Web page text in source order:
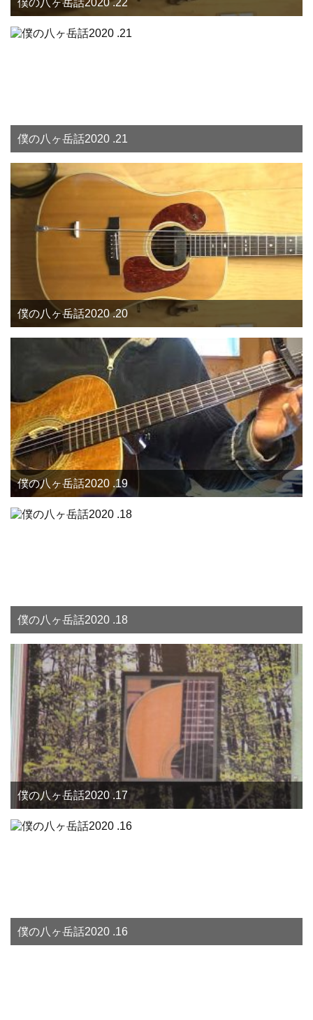
僕の八ヶ岳話2020 .22
僕の八ヶ岳話2020 .21
僕の八ヶ岳話2020 .20
僕の八ヶ岳話2020 .19
僕の八ヶ岳話2020 .18
僕の八ヶ岳話2020 .17
僕の八ヶ岳話2020 .16